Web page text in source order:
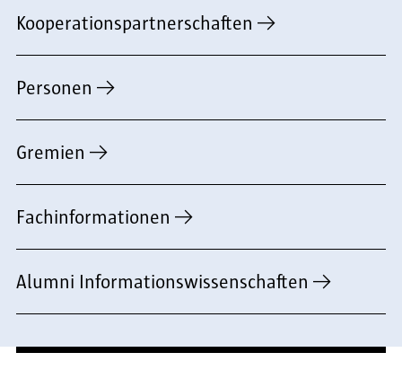
Kooperationspartnerschaften
Personen
Gremien
Fachinformationen
Alumni Informationswissenschaften